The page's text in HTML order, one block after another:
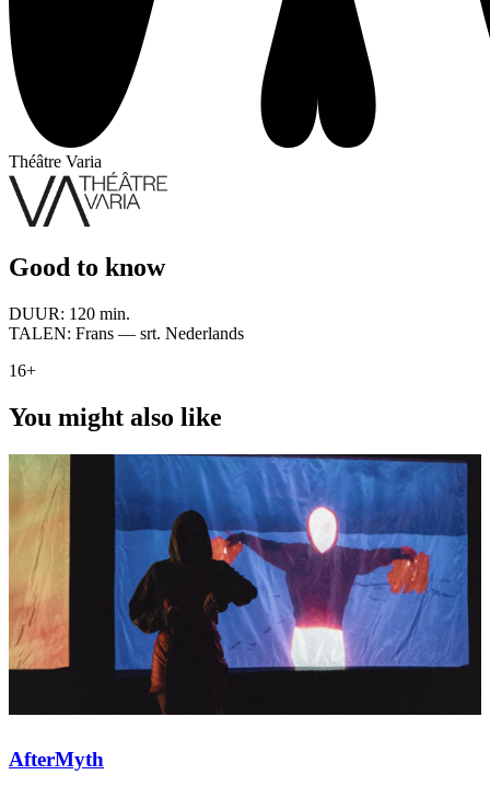
Théâtre Varia
Good to know
DUUR: 120 min.
TALEN: Frans — srt. Nederlands
16+
You might also like
AfterMyth